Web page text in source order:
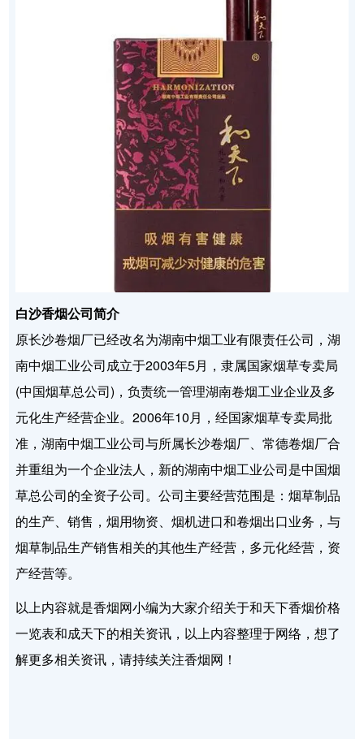
白沙香烟公司简介
原长沙卷烟厂已经改名为湖南中烟工业有限责任公司，湖
南中烟工业公司成立于2003年5月，隶属国家烟草专卖局
(中国烟草总公司)，负责统一管理湖南卷烟工业企业及多
元化生产经营企业。2006年10月，经国家烟草专卖局批
准，湖南中烟工业公司与所属长沙卷烟厂、常德卷烟厂合
并重组为一个企业法人，新的湖南中烟工业公司是中国烟
草总公司的全资子公司。公司主要经营范围是：烟草制品
的生产、销售，烟用物资、烟机进口和卷烟出口业务，与
烟草制品生产销售相关的其他生产经营，多元化经营，资
产经营等。
以上内容就是香烟网小编为大家介绍关于和天下香烟价格
一览表和成天下的相关资讯，以上内容整理于网络，想了
解更多相关资讯，请持续关注香烟网！